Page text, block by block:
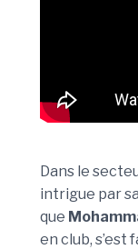
Dans le
intrigue par
que
en club,